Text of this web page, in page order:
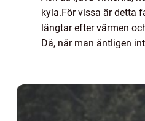
kyla.För vissa är detta
längtar efter värmen
Då, när man äntligen